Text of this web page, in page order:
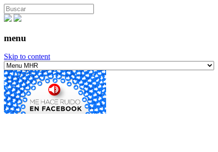
menu
Skip to content